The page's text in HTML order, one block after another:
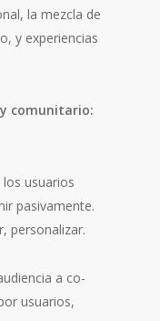
la mezcla de
y experiencias
comunitario:
usuarios
pasivamente.
personalizar.
a co-
usuarios,